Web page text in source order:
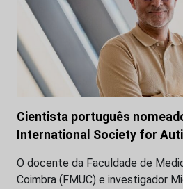
Cientista português
International Society for
O docente da Faculdade de
Coimbra (FMUC) e investigador